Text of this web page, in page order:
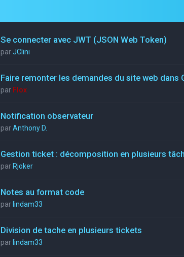
Se connecter avec JWT (JSON Web Token)
parJClini
Faire remonter les demandes du site web dans
par Flox
Notification observateur
parAnthony D.
Gestion ticket : décomposition en plusieurs
par Rjoker
Notes au format code
par lindam33
Division de tache en plusieurs tickets
par lindam33